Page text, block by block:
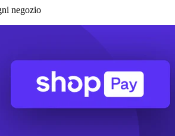
negozio